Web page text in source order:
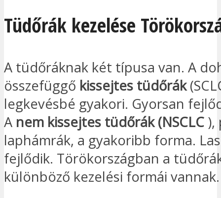
Tüdőrák kezelése
A tüdőráknak két típusa van. A
összefüggő kissejtes tüdőrák
legkevésbé gyakori. Gyorsan
A nem kissejtes tüdőrák (NSCLC ),
laphámrák, a gyakoribb forma.
fejlődik. Törökországban a
különböző kezelési formái vannak.